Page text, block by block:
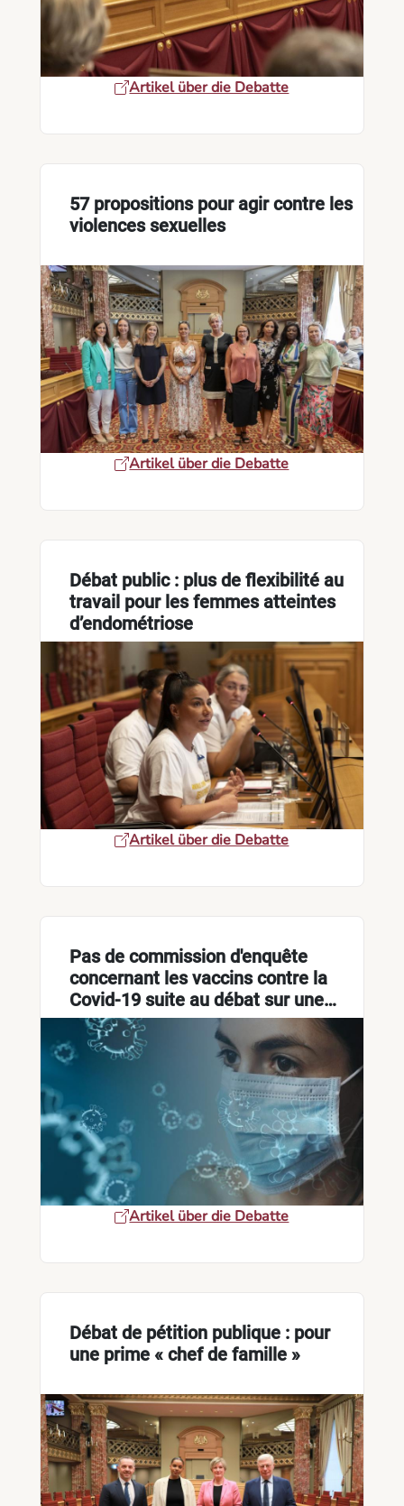
Artikel über die Debatte
57 propositions pour agir contre les
violences sexuelles
Artikel über die Debatte
Débat public : plus de flexibilité au
travail pour les femmes atteintes
d’endométriose
Artikel über die Debatte
Pas de commission d'enquête
concernant les vaccins contre la
Covid-19 suite au débat sur une
pétition
Artikel über die Debatte
Débat de pétition publique : pour
une prime « chef de famille »